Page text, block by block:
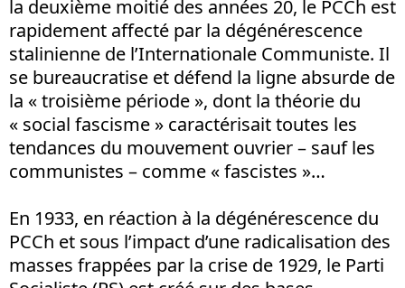
la deuxième moitié des années 20, le PCCh est
rapidement affecté par la dégénérescence
stalinienne de l’Internationale Communiste. Il
se bureaucratise et défend la ligne absurde de
la « troisième période », dont la théorie du
« social fascisme » caractérisait toutes les
tendances du mouvement ouvrier – sauf les
communistes – comme « fascistes »…
En 1933, en réaction à la dégénérescence du
PCCh et sous l’impact d’une radicalisation des
masses frappées par la crise de 1929, le Parti